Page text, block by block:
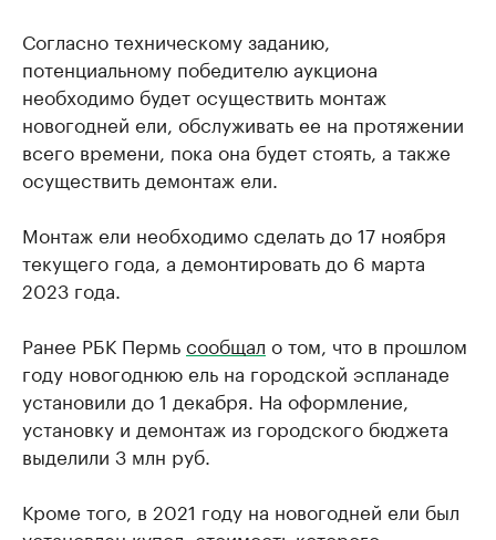
Согласно техническому заданию,
потенциальному победителю аукциона
необходимо будет осуществить монтаж
новогодней ели, обслуживать ее на протяжении
всего времени, пока она будет стоять, а также
осуществить демонтаж ели.
Монтаж ели необходимо сделать до 17 ноября
текущего года, а демонтировать до 6 марта
2023 года.
Ранее РБК Пермьсообщал о том, что в прошлом
году новогоднюю ель на городской эспланаде
установили до 1 декабря. На оформление,
установку и демонтаж из городского бюджета
выделили 3 млн руб.
Кроме того, в 2021 году на новогодней ели был